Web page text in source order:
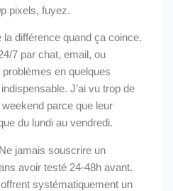
pixels, fuyez.
la différence quand ça coince.
7 par chat, email, ou
en quelques
J’ai vu trop de
parce que leur
du lundi au vendredi.
jamais souscrire un
avoir testé 24-48h avant.
systématiquement un